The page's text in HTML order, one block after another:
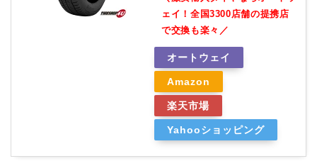
ェイ！全国3300店舗の提携店
で交換も楽々／
オートウェイ
Amazon
楽天市場
Yahooショッピング